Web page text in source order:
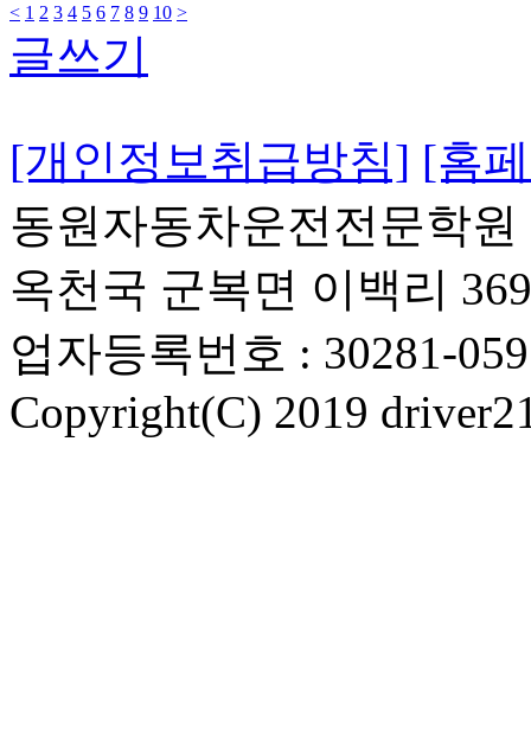
< 1 2 3 4 5 6 7 8 9 10 >
글쓰기
[개인정보취급방침] [홈
동원자동차운전전문
옥천국 군복면 이백리
업자등록번호 : 30281-
Copyright(C) 2019